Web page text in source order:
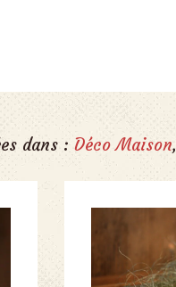
dans : Déco Maison,